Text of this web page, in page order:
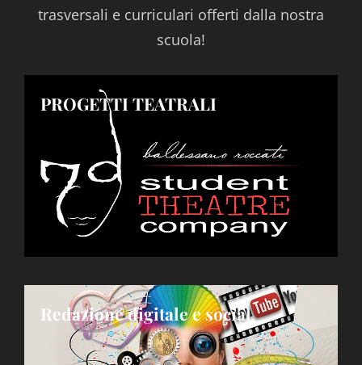
trasversali e curriculari offerti dalla nostra
scuola!
PROGETTI TEATRALI
Redazione digitale e social